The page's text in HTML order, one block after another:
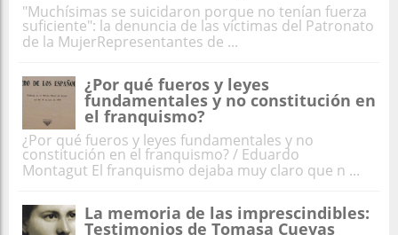
"Muchísimas se suicidaron porque no tenían fuerza
suficiente": la denuncia de las víctimas del Patronato
de la MujerRepresentantes de ...
¿Por qué fueros y leyes
fundamentales y no constitución en
el franquismo?
¿Por qué fueros y leyes fundamentales y no
constitución en el franquismo? / Eduardo
Montagut El franquismo dejaba muy claro que n ...
La memoria de las imprescindibles:
Testimonios de Tomasa Cuevas